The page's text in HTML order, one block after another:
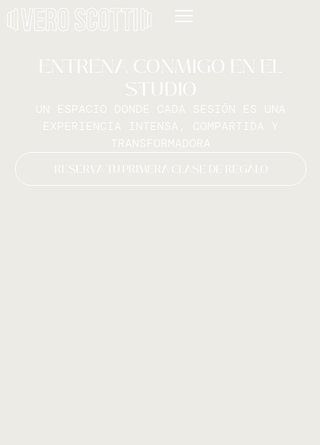
ENTRENA CONMIGO EN EL
STUDIO
UN ESPACIO DONDE CADA SESIÓN ES UNA
EXPERIENCIA INTENSA, COMPARTIDA Y
TRANSFORMADORA
RESERVA TU PRIMERA CLASE DE REGALO